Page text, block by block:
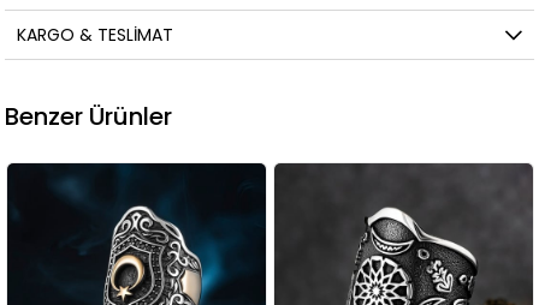
KARGO & TESLIMAT
Benzer Ürünler